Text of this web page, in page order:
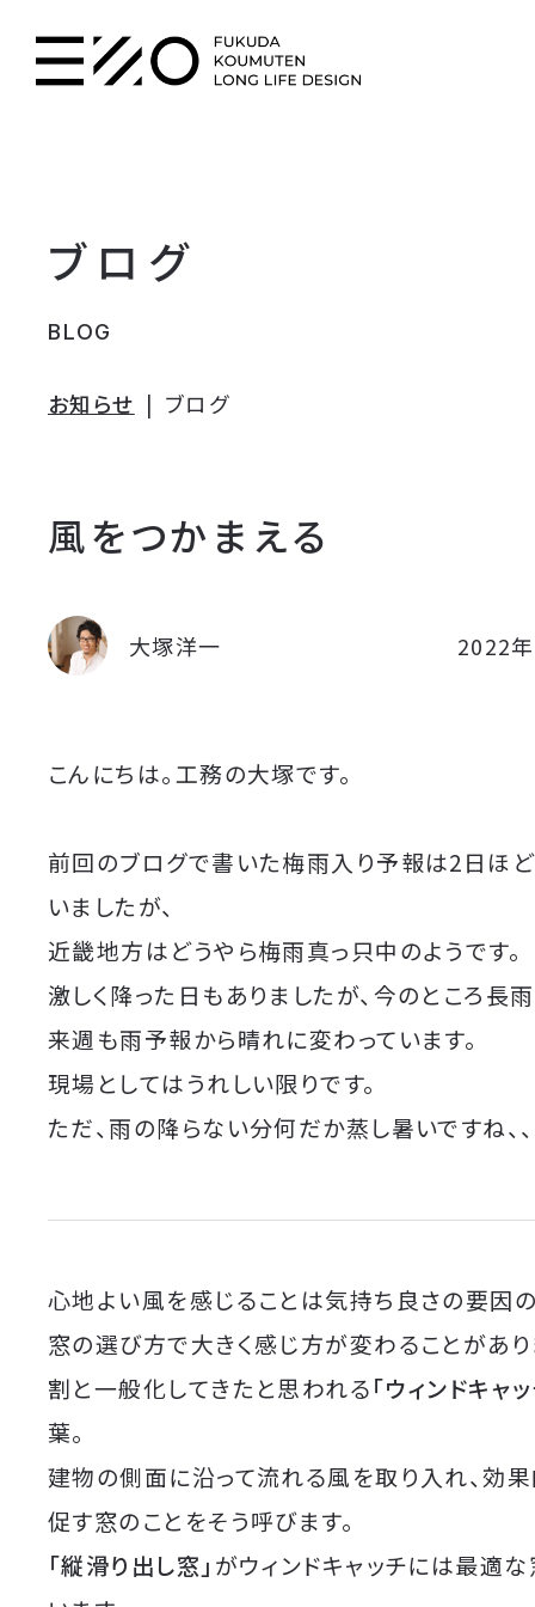
ブログ
BLOG
お知らせ ブログ
風をつかまえる
2022
大塚洋一
こんにちは。工務の大塚です。
前回のブログで書いた梅雨入り予報は2日ほ
いましたが、
近畿地方はどうやら梅雨真っ只中のようです。
激しく降った日もありましたが、今のところ長
来週も雨予報から晴れに変わっています。
現場としてはうれしい限りです。
ただ、雨の降らない分何だか蒸し暑いですね、、
心地よい風を感じることは気持ち良さの要因
窓の選び方で大きく感じ方が変わることがあり
割と一般化してきたと思われる「ウィンドキャ
葉。
建物の側面に沿って流れる風を取り入れ、効
促す窓のことをそう呼びます。
「縦滑り出し窓」 がウィンドキャッチには最適